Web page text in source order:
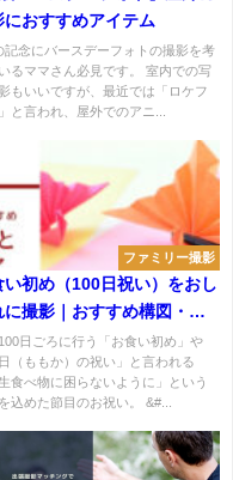
におすすめアイテム
記念にバースデーフォトの撮影を考
るママさん必見です。 室内での写
もいいですが、最近では「ロケフ
と言われ、屋外でのアニ...
ファミリー撮影
い初め（100日祝い）をおし
に撮影｜おすすめ構図・ア
ア4選
日ごろに行う「お食い初め」や
日（ももか）の祝い」と言われる
生食べ物に困らないように」という
込めた節目のお祝い。 &#...